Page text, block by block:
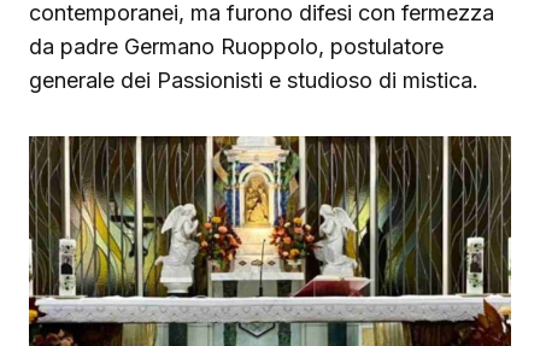
contemporanei, ma furono difesi con fermezza
da padre Germano Ruoppolo, postulatore
generale dei Passionisti e studioso di mistica.